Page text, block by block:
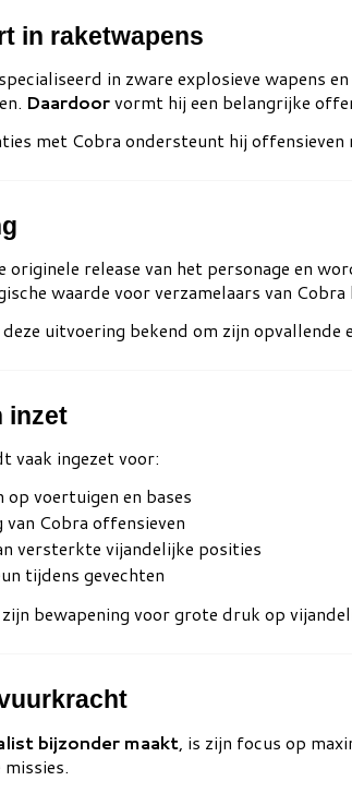
in raketwapens
in zware explosieve wapens
Daardoorvormt hij een belangrijke
met Cobra ondersteunt hij
originele release van het personage en
waarde voor verzamelaars van
uitvoering bekend om zijn opvallende
inzet
vaak ingezet voor:
op voertuigen en bases
Cobra offensieven
versterkte vijandelijke posities
tijdens gevechten
bewapening voor grote druk op
bijzonder maakt , is zijn focus op